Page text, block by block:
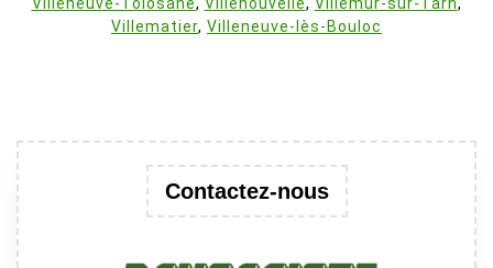
Villematier, Villeneuve-lès-Bouloc
Contactez-nous